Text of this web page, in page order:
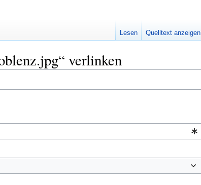
verlinken
Lesen Quelltext anzeigen